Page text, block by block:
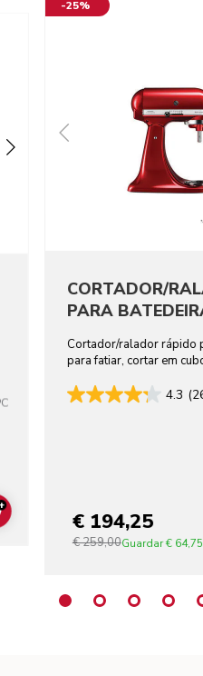
ADD TO CART
-25%
CORTADOR/
PARA
Cortador/ralador rápido
para fatiar, cortar em
4.3
€ 194,25
€ 259,00Guardar€ 64,75